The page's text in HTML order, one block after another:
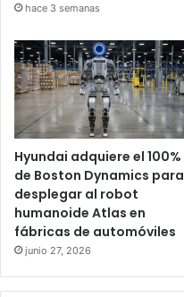
hace 3 semanas
Hyundai adquiere el 100%
de Boston Dynamics para
desplegar al robot
humanoide Atlas en
fábricas de automóviles
junio 27, 2026